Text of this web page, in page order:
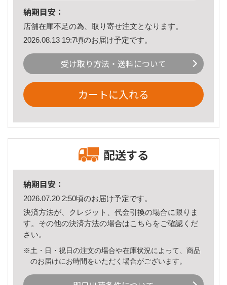
納期目安：
店舗在庫不足の為、取り寄せ注文となります。
2026.08.13 19:7頃のお届け予定です。
受け取り方法・送料について
カートに入れる
配送する
納期目安：
2026.07.20 2:50頃のお届け予定です。
決済方法が、クレジット、代金引換の場合に限りま
す。その他の決済方法の場合はこちら をご確認くだ
さい。
※土・日・祝日の注文の場合や在庫状況によって、商品
のお届けにお時間をいただく場合がございます。